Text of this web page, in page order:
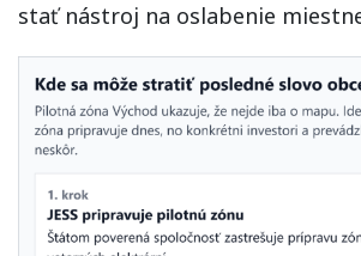
stať nástroj na oslabenie